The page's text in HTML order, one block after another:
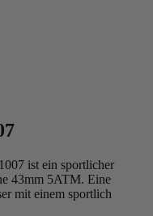
ist ein sportlicher
43mm 5ATM. Eine
mit einem sportlich